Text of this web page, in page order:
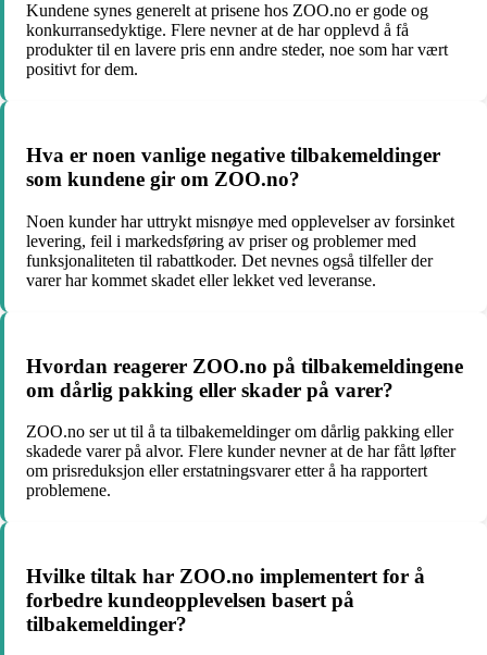
Kundene synes generelt at prisene hos ZOO.no er gode og
konkurransedyktige. Flere nevner at de har opplevd å få
produkter til en lavere pris enn andre steder, noe som har vært
positivt for dem.
Hva er noen vanlige negative tilbakemeldinger
som kundene gir om ZOO.no?
Noen kunder har uttrykt misnøye med opplevelser av forsinket
levering, feil i markedsføring av priser og problemer med
funksjonaliteten til rabattkoder. Det nevnes også tilfeller der
varer har kommet skadet eller lekket ved leveranse.
Hvordan reagerer ZOO.no på tilbakemeldingene
om dårlig pakking eller skader på varer?
ZOO.no ser ut til å ta tilbakemeldinger om dårlig pakking eller
skadede varer på alvor. Flere kunder nevner at de har fått løfter
om prisreduksjon eller erstatningsvarer etter å ha rapportert
problemene.
Hvilke tiltak har ZOO.no implementert for å
forbedre kundeopplevelsen basert på
tilbakemeldinger?